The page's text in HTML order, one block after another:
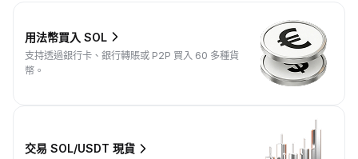
用法幣買入 SOL
支持透過銀行卡、銀行轉賬或 P2P 買入 60 多種貨
幣。
交易 SOL/USDT 現貨